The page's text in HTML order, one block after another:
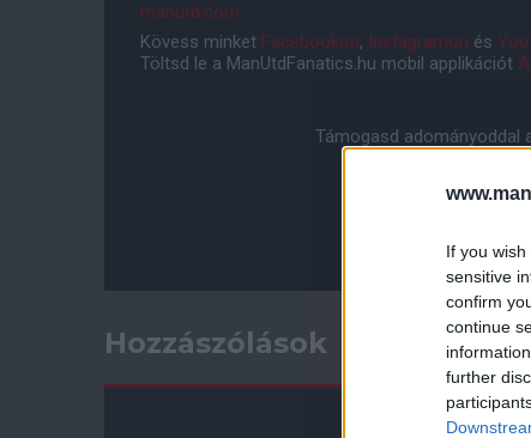
If you
sensitive
confirm
continue
further
manutd.com
Kövess minket Facebookon, Instagramon és
Töltsd le a ManUtdFanatics.hu mobil applikációt
Támogasd adományoddal
Hozzászólások